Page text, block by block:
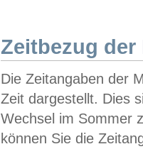
Zeitbezug der
Die Zeitangaben der
Zeit dargestellt. Dies
Wechsel im Sommer
können Sie die